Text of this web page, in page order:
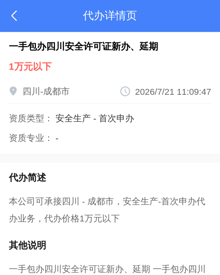
 代办详情页
一手包办四川安全许可证新办、延期
1万元以下
 四川-成都市  2026/7/21 11:09:47
资质类型： 安全生产- 首次申办
资质专业： -
代办简述
本公司可承接四川 - 成都市，安全生产-首次申办代
办业务，代办价格1万元以下
其他说明
一手包办四川安全许可证新办、延期 一手包办四川